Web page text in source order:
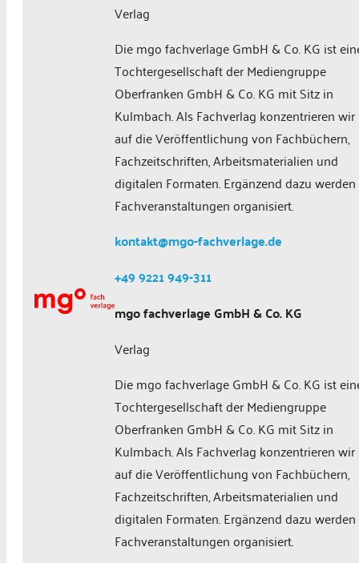
Verlag
Die mgo fachverlage GmbH & Co. KG ist
Tochtergesellschaft der Mediengruppe
Oberfranken GmbH & Co. KG mit Sitz in
Kulmbach. Als Fachverlag konzentrieren
auf die Veröffentlichung von Fachbüchern,
Fachzeitschriften, Arbeitsmaterialien und
digitalen Formaten. Ergänzend dazu werden
Fachveranstaltungen organisiert.
kontakt@mgo-fachverlage.de
+49 9221 949-311
mgo fachverlage GmbH & Co. KG
Verlag
Die mgo fachverlage GmbH & Co. KG ist
Tochtergesellschaft der Mediengruppe
Oberfranken GmbH & Co. KG mit Sitz in
Kulmbach. Als Fachverlag konzentrieren
auf die Veröffentlichung von Fachbüchern,
Fachzeitschriften, Arbeitsmaterialien und
digitalen Formaten. Ergänzend dazu werden
Fachveranstaltungen organisiert.